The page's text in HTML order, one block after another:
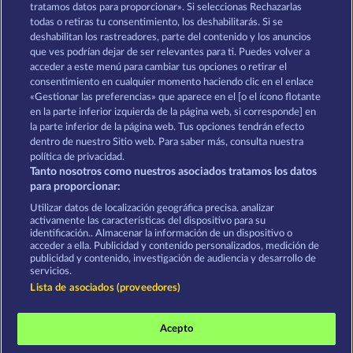
MOORHUHN
DIAMONDS
Ver todos los juegos
Términos y condiciones
Declaración de privacidad Aviso Legal
Empresa FAQ Programa de afiliados
Enviar solicitud de desistimiento
Los juegos de casino social están pensados
exclusivamente para el ocio y no influyen en la
tratamos datos para proporcionar». Si seleccionas Rechazarlas
todas o retiras tu consentimiento, los deshabilitarás. Si se
deshabilitan los rastreadores, parte del contenido y los anuncios
que ves podrían dejar de ser relevantes para ti. Puedes volver a
acceder a este menú para cambiar tus opciones o retirar el
consentimiento en cualquier momento haciendo clic en el enlace
«Gestionar las preferencias» que aparece en el [o el ícono flotante
en la parte inferior izquierda de la página web, si corresponde] en
la parte inferior de la página web. Tus opciones tendrán efecto
dentro de nuestro Sitio web. Para saber más, consulta nuestra
política de privacidad.
Tanto nosotros como nuestros asociados tratamos los datos
para proporcionar:
Utilizar datos de localización geográfica precisa. analizar
activamente las características del dispositivo para su
identificación.. Almacenar la información de un dispositivo o
acceder a ella. Publicidad y contenido personalizados, medición de
publicidad y contenido, investigación de audiencia y desarrollo de
servicios.
Lista de asociados (proveedores)
Acepto